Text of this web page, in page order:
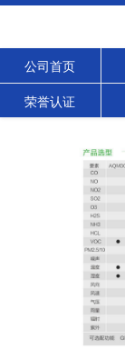
公司首页
荣誉认证